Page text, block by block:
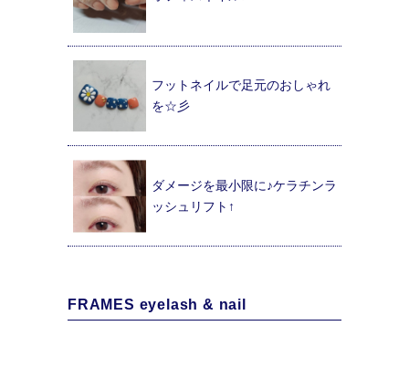
フットネイルで足元のおしゃれ
を☆彡
ダメージを最小限に♪ケラチンラ
ッシュリフト↑
FRAMES eyelash & nail